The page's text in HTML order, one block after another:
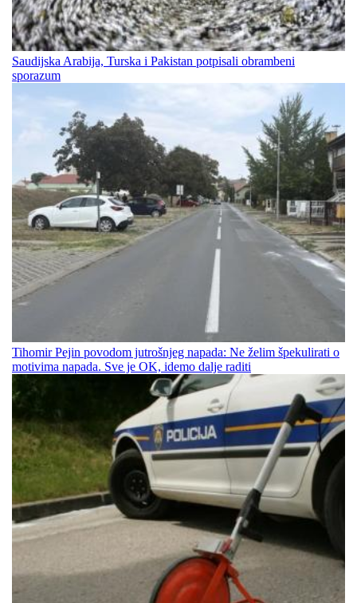
Saudijska Arabija, Turska i Pakistan potpisali obrambeni
sporazum
Tihomir Pejin povodom jutrošnjeg napada: Ne želim špekulirati o
motivima napada. Sve je OK, idemo dalje raditi